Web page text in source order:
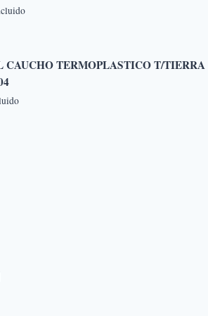
hasta
CAUCHO TERMOPLASTICO T/TIERRA